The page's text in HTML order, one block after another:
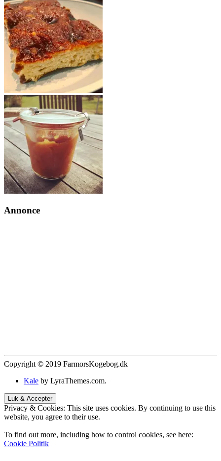
Annonce
Copyright © 2019 FarmorsKogebog.dk
Kale by LyraThemes.com.
Privacy & Cookies: This site uses cookies. By continuing to use this
website, you agree to their use.
To find out more, including how to control cookies, see here:
Cookie Politik